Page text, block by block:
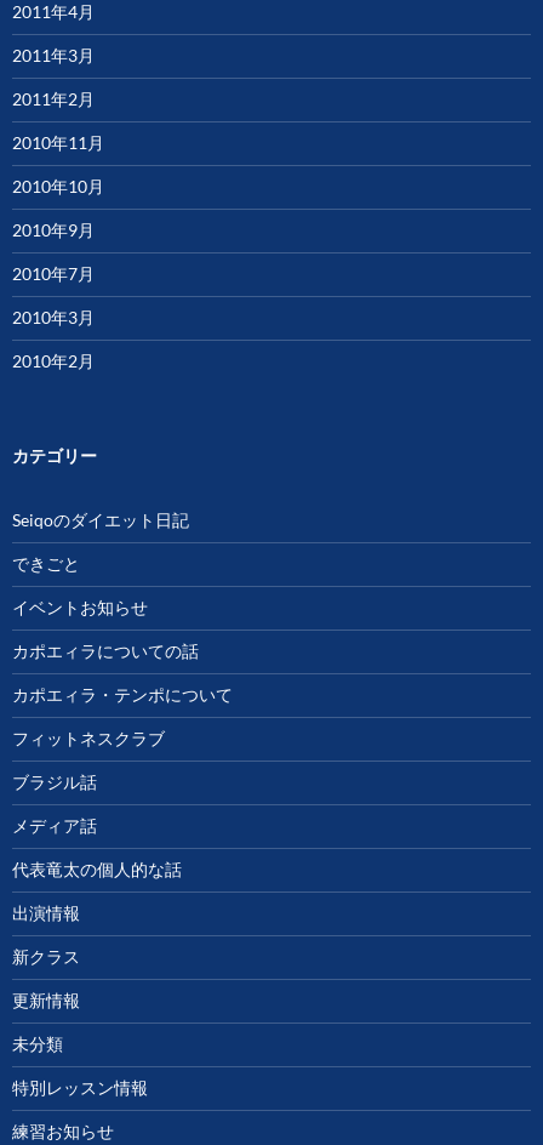
2011年4月
2011年3月
2011年2月
2010年11月
2010年10月
2010年9月
2010年7月
2010年3月
2010年2月
カテゴリー
Seiqoのダイエット日記
できごと
イベントお知らせ
カポエィラについての話
カポエィラ・テンポについて
フィットネスクラブ
ブラジル話
メディア話
代表竜太の個人的な話
出演情報
新クラス
更新情報
未分類
特別レッスン情報
練習お知らせ